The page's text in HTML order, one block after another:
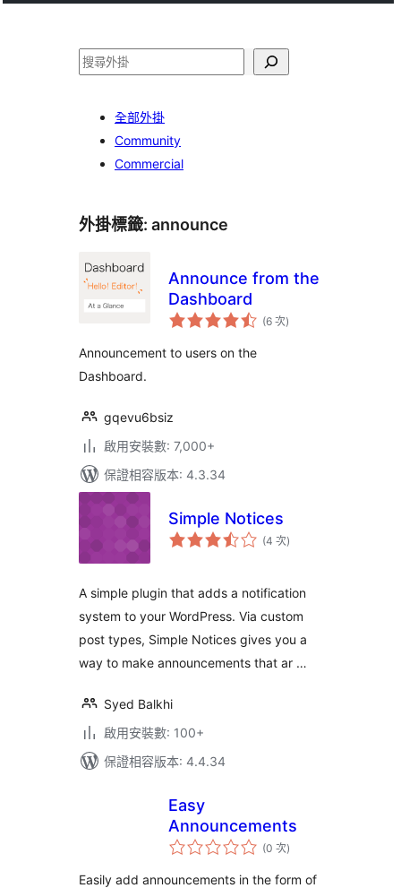
搜
全部外掛
Community
Commercial
外掛標籤: announce
Announce from the
Dashboard
(6 次評
分)
Announcement to users on the
Dashboard.
gqevu6bsiz
啟用安裝數: 7,000+
保證相容版本: 4.3.34
Simple Notices
(4 次評
分)
A simple plugin that adds a notification
system to your WordPress. Via custom
post types, Simple Notices gives you a
way to make announcements that ar …
Syed Balkhi
啟用安裝數: 100+
保證相容版本: 4.4.34
Easy
Announcements
(0 次評
分
數
)
Easily add announcements in the form of